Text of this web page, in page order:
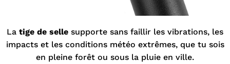
La tige de selle supporte sans faillir les vibrations, les
impacts et les conditions météo extrêmes, que tu sois
en pleine forêt ou sous la pluie en ville.